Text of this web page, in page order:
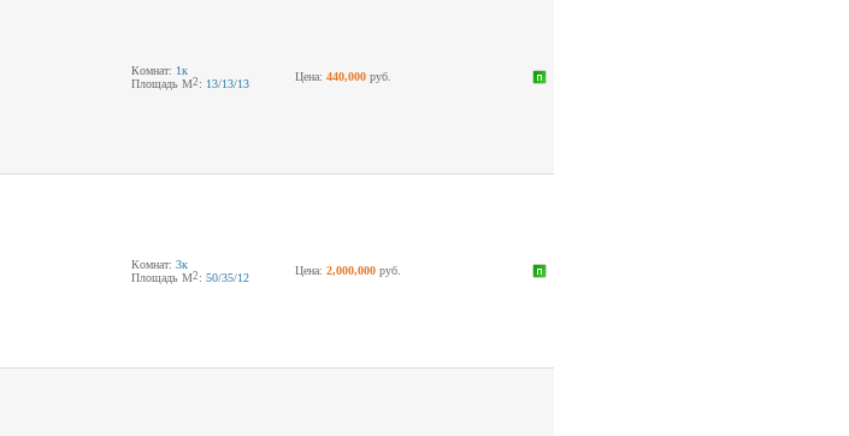
Комнат: 1к
Площадь М2 : 13/13/13
Цена: 440,000 руб.
Комнат: 3к
Площадь М2 : 50/35/12
Цена: 2,000,000 руб.